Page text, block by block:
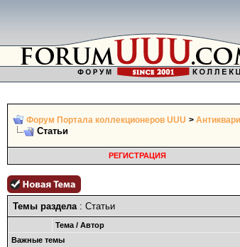
Форум Портала коллекционеров UUU >
Статьи
РЕГИСТРАЦИЯ
Темы раздела: Статьи
Тема / Автор
Важные темы